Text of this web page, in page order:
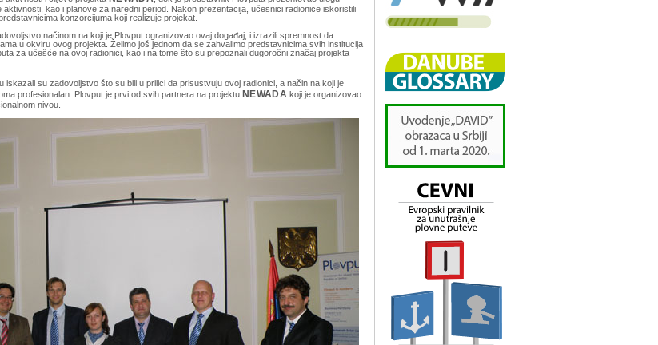
aktivnosti, kao i planove za naredni period. Nakon prezentacija, učesnici radionice iskoristili
konzorcijuma koji realizuje projekat.
načinom na koji je Plovput ogranizovao ovaj događaj, i izrazili spremnost da
u okviru ovog projekta. Želimo još jednom da se zahvalimo predstavnicima svih institucija
za učešće na ovoj radionici, kao i na tome što su prepoznali dugoročni značaj projekta
iskazali su zadovoljstvo što su bili u prilici da prisustvuju ovoj radionici, a način na koji je
profesionalan. Plovput je prvi od svih partnera na projektu NEWADA koji je organizovao
nivou.